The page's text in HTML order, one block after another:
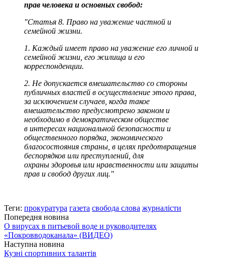
прав человека и основных свобод:
"Статья 8. Право на уважение частной и
семейной жизни.
1. Каждый имеет право на уважение его личной и
семейной жизни, его жилища и его
корреспонденции.
2. Не допускается вмешательство со стороны
публичных властей в осуществление этого права,
за исключением случаев, когда такое
вмешательство предусмотрено законом и
необходимо в демократическом обществе
в интересах национальной безопасности и
общественного порядка, экономического
благосостояния страны, в целях предотвращения
беспорядков или преступлений, для
охраны здоровья или нравственности или защиты
прав и свобод других лиц."
Теги: прокуратура газета свобода слова журналісти
Попередня новина
О вирусах в питьевой воде и руководителях
«Покровводоканала» (ВИДЕО)
Наступна новина
Кузні спортивних талантів